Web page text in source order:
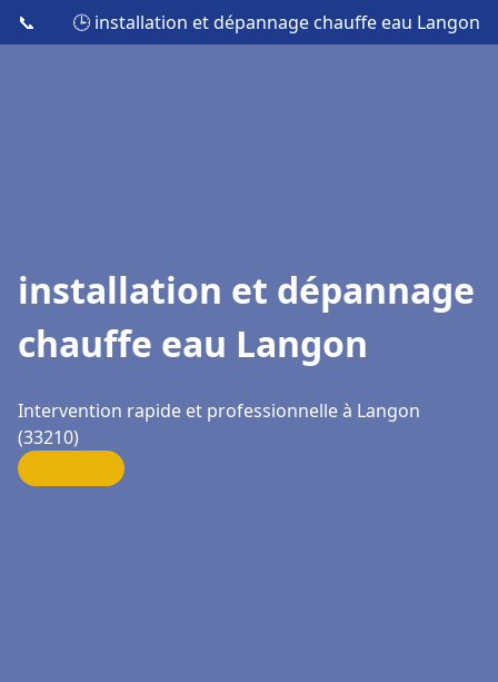
📞 🕒 installation et dépannage chauffe eau Langon
installation et dépannage
chauffe eau Langon
Intervention rapide et professionnelle à Langon
(33210)